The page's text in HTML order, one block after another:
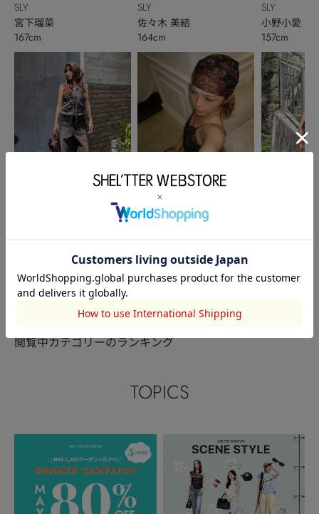
SLY
宮下瑠菜
167cm
SLY
佐々木 美結
164cm
本社STAFF
SLY
小野小愛
157cm
このアイテムを見た人がチェックしている商品
閲覧中カテゴリーのランキング
TOPICS